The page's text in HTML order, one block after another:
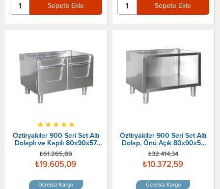
Sepete Ekle Sepete Ekle
Öztiryakiler 900 Seri Set Altı
Dolaplı ve Kapılı 80x90x57
Cm
★★★★★
₺19.605,09
₺61.265,89
Ücretsiz Kargo
Öztiryakiler 900 Seri Set Altı
Dolap, Önü Açık 80x90x57
Cm
₺10.372,59
₺32.414,34
Ücretsiz Kargo